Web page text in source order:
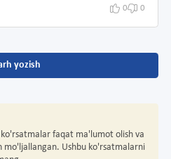
0 0
yozish
faqat ma'lumot olish va
mo'ljallangan. Ushbu ko'rsatmalarni